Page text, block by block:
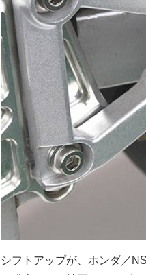
シフトアップが、ホンダ／